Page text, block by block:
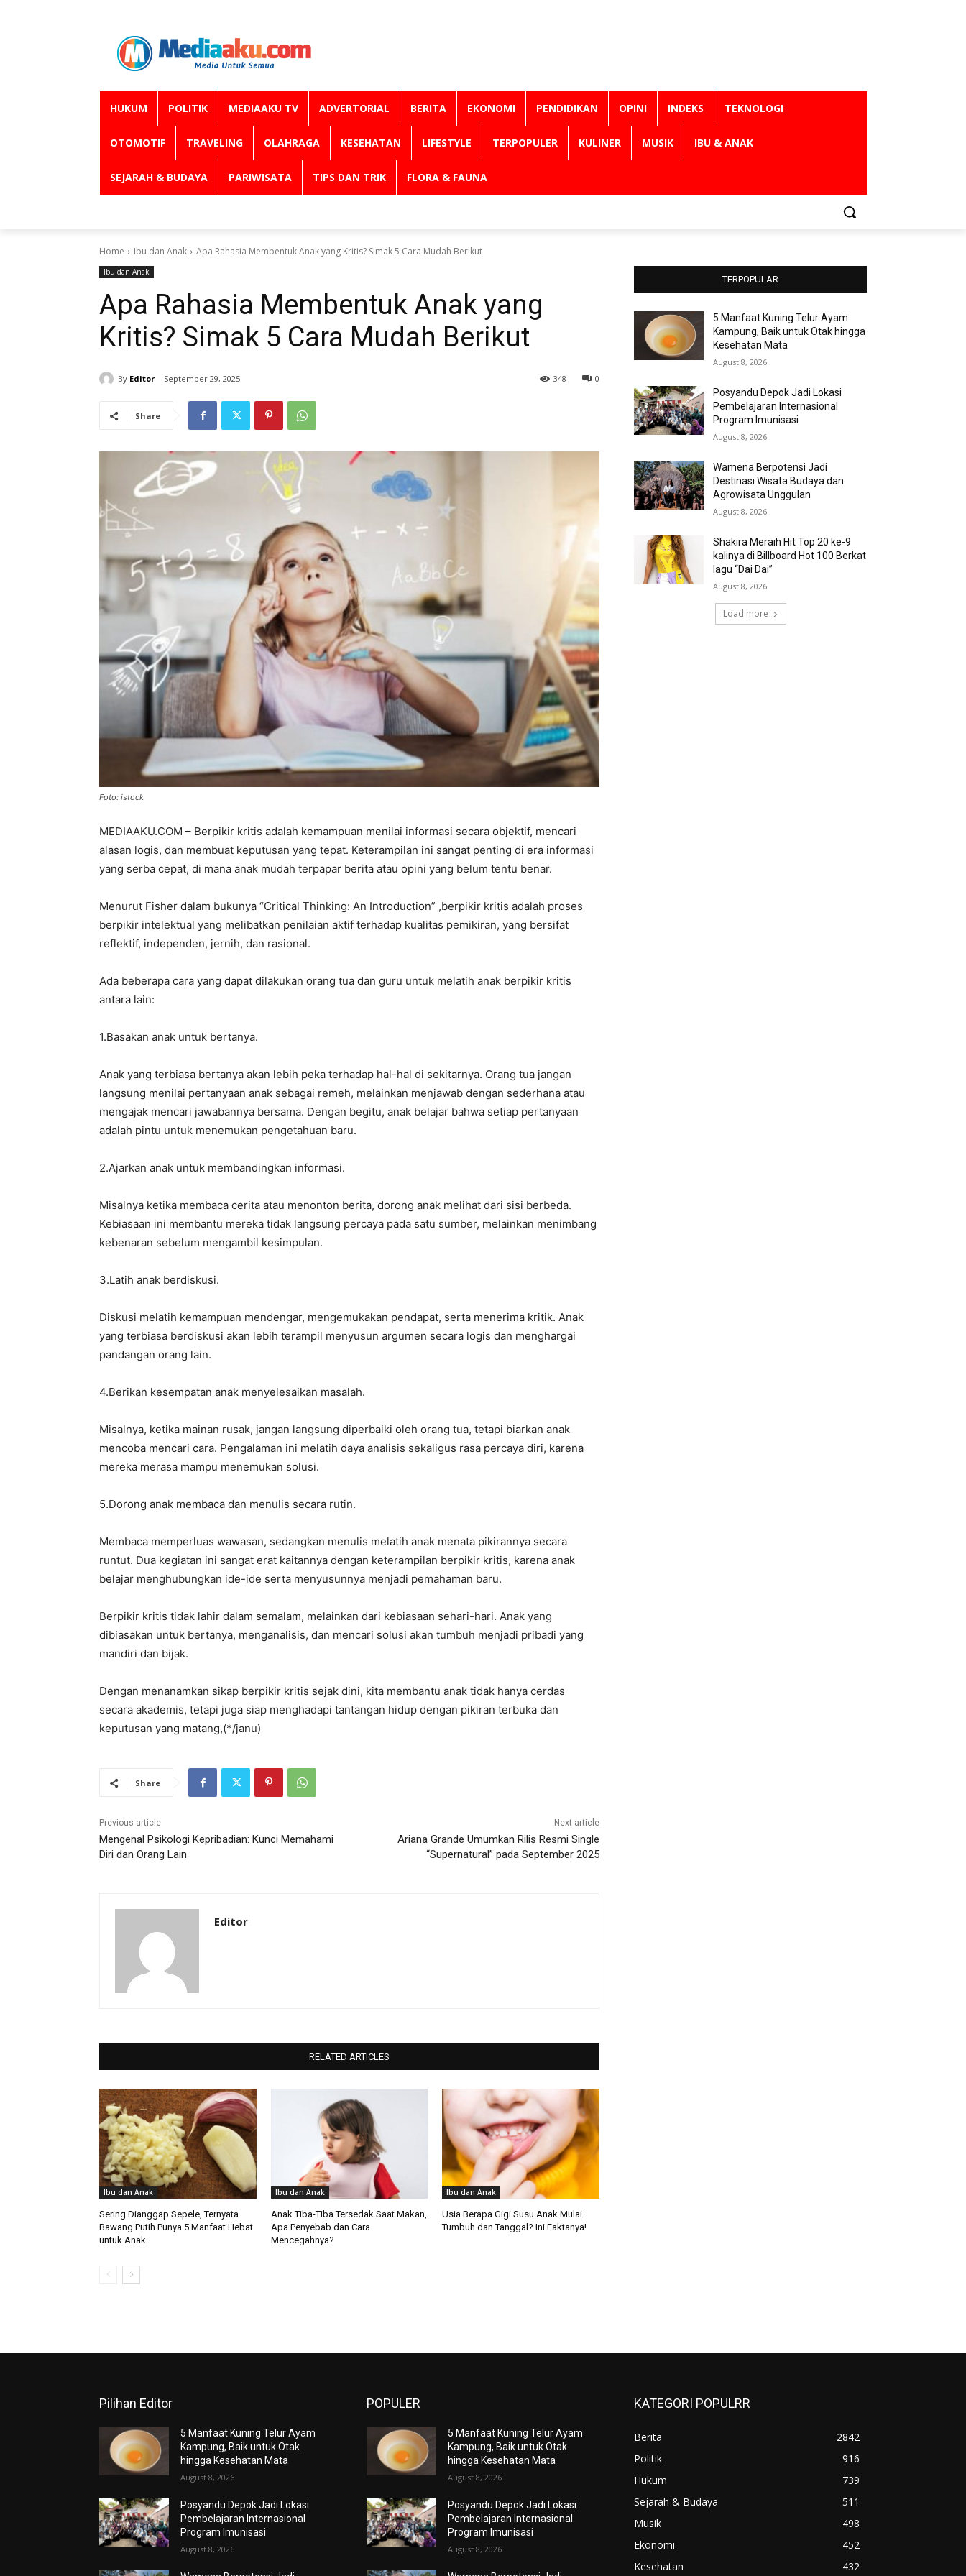
HUKUM POLITIK MEDIAAKU TV ADVERTORIAL BERITA EKONOMI PENDIDIKAN OPINI INDEKS TEKNOLOGI
OTOMOTIF TRAVELING OLAHRAGA KESEHATAN LIFESTYLE TERPOPULER KULINER MUSIK IBU & ANAK
SEJARAH & BUDAYA PARIWISATA TIPS DAN TRIK FLORA & FAUNA
Home Ibu dan Anak Apa Rahasia Membentuk Anak yang Kritis? Simak 5 Cara Mudah Berikut
Ibu dan Anak
Apa Rahasia Membentuk Anak yang
Kritis? Simak 5 Cara Mudah Berikut
By Editor September 29, 2025 0
348
Share
Foto: istock
MEDIAAKU.COM – Berpikir kritis adalah kemampuan menilai informasi secara objektif, mencari
alasan logis, dan membuat keputusan yang tepat. Keterampilan ini sangat penting di era informasi
yang serba cepat, di mana anak mudah terpapar berita atau opini yang belum tentu benar.
Menurut Fisher dalam bukunya “Critical Thinking: An Introduction” ,berpikir kritis adalah proses
berpikir intelektual yang melibatkan penilaian aktif terhadap kualitas pemikiran, yang bersifat
reflektif, independen, jernih, dan rasional.
Ada beberapa cara yang dapat dilakukan orang tua dan guru untuk melatih anak berpikir kritis
antara lain:
1.Basakan anak untuk bertanya.
Anak yang terbiasa bertanya akan lebih peka terhadap hal-hal di sekitarnya. Orang tua jangan
langsung menilai pertanyaan anak sebagai remeh, melainkan menjawab dengan sederhana atau
mengajak mencari jawabannya bersama. Dengan begitu, anak belajar bahwa setiap pertanyaan
adalah pintu untuk menemukan pengetahuan baru.
2.Ajarkan anak untuk membandingkan informasi.
Misalnya ketika membaca cerita atau menonton berita, dorong anak melihat dari sisi berbeda.
Kebiasaan ini membantu mereka tidak langsung percaya pada satu sumber, melainkan menimbang
kebenaran sebelum mengambil kesimpulan.
3.Latih anak berdiskusi.
Diskusi melatih kemampuan mendengar, mengemukakan pendapat, serta menerima kritik. Anak
yang terbiasa berdiskusi akan lebih terampil menyusun argumen secara logis dan menghargai
pandangan orang lain.
4.Berikan kesempatan anak menyelesaikan masalah.
Misalnya, ketika mainan rusak, jangan langsung diperbaiki oleh orang tua, tetapi biarkan anak
mencoba mencari cara. Pengalaman ini melatih daya analisis sekaligus rasa percaya diri, karena
mereka merasa mampu menemukan solusi.
5.Dorong anak membaca dan menulis secara rutin.
Membaca memperluas wawasan, sedangkan menulis melatih anak menata pikirannya secara
runtut. Dua kegiatan ini sangat erat kaitannya dengan keterampilan berpikir kritis, karena anak
belajar menghubungkan ide-ide serta menyusunnya menjadi pemahaman baru.
Berpikir kritis tidak lahir dalam semalam, melainkan dari kebiasaan sehari-hari. Anak yang
dibiasakan untuk bertanya, menganalisis, dan mencari solusi akan tumbuh menjadi pribadi yang
mandiri dan bijak.
Dengan menanamkan sikap berpikir kritis sejak dini, kita membantu anak tidak hanya cerdas
secara akademis, tetapi juga siap menghadapi tantangan hidup dengan pikiran terbuka dan
keputusan yang matang,(*/janu)
Share
Previous article
Mengenal Psikologi Kepribadian: Kunci Memahami
Diri dan Orang Lain
Next article
Ariana Grande Umumkan Rilis Resmi Single
“Supernatural” pada September 2025
Editor
RELATED ARTICLES
Ibu dan Anak
Sering Dianggap Sepele, Ternyata
Bawang Putih Punya 5 Manfaat Hebat
untuk Anak
Ibu dan Anak
Anak Tiba-Tiba Tersedak Saat Makan,
Apa Penyebab dan Cara
Mencegahnya?
Ibu dan Anak
Usia Berapa Gigi Susu Anak Mulai
Tumbuh dan Tanggal? Ini Faktanya!
TERPOPULAR
5 Manfaat Kuning Telur Ayam
Kampung, Baik untuk Otak hingga
Kesehatan Mata
August 8, 2026
Posyandu Depok Jadi Lokasi
Pembelajaran Internasional
Program Imunisasi
August 8, 2026
Wamena Berpotensi Jadi
Destinasi Wisata Budaya dan
Agrowisata Unggulan
August 8, 2026
Shakira Meraih Hit Top 20 ke-9
kalinya di Billboard Hot 100 Berkat
lagu “Dai Dai”
August 8, 2026
Load more
Pilihan Editor
5 Manfaat Kuning Telur Ayam
Kampung, Baik untuk Otak
hingga Kesehatan Mata
August 8, 2026
Posyandu Depok Jadi Lokasi
Pembelajaran Internasional
Program Imunisasi
August 8, 2026
POPULER
5 Manfaat Kuning Telur Ayam
Kampung, Baik untuk Otak
hingga Kesehatan Mata
August 8, 2026
Posyandu Depok Jadi Lokasi
Pembelajaran Internasional
Program Imunisasi
August 8, 2026
KATEGORI POPULRR
Berita
2842
Politik
916
Hukum
739
Sejarah & Budaya
511
Musik
498
Ekonomi
452
Kesehatan
432